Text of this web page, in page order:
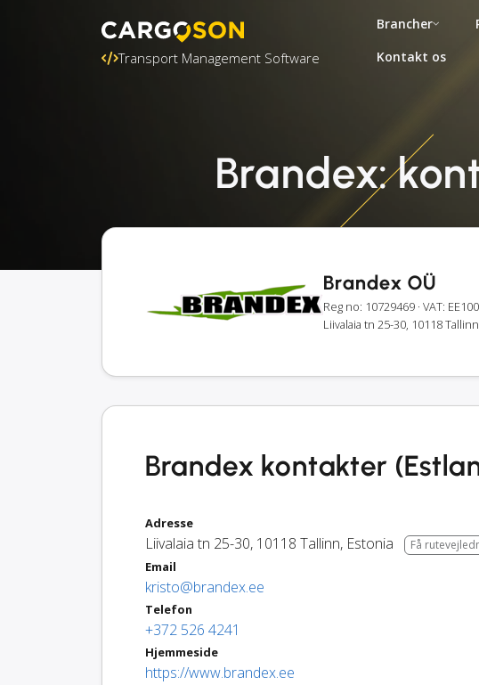
Transport Management Software
Brancher
Kontakt os
Brandex:
Brandex OÜ
Reg no: 10729469 · VAT:
Liivalaia tn 25-30, 10118
Brandex kontakter
Adresse
Liivalaia tn 25-30, 10118 Tallinn, Estonia Få
Email
kristo@brandex.ee
Telefon
+372 526 4241
Hjemmeside
https://www.brandex.ee